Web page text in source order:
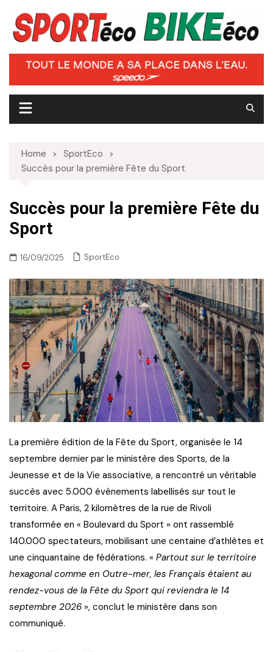
content
Home
SportEco
Succès pour la première Fête du Sport
Succès pour la première Fête du
Sport
16/09/2025 SportEco
La première édition de la Fête du Sport, organisée le 14
septembre dernier par le ministère des Sports, de la
Jeunesse et de la Vie associative, a rencontré un véritable
succès avec 5.000 événements labellisés sur tout le
territoire. A Paris, 2 kilomètres de la rue de Rivoli
transformée en « Boulevard du Sport » ont rassemblé
140.000 spectateurs, mobilisant une centaine d’athlètes et
une cinquantaine de fédérations. « Partout sur le territoire
hexagonal comme en Outre-mer, les Français étaient au
rendez-vous de la Fête du Sport qui reviendra le 14
septembre 2026 », conclut le ministère dans son
communiqué.